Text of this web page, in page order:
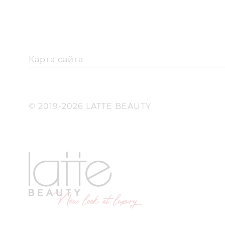
Карта сайта
© 2019-2026 LATTE BEAUTY